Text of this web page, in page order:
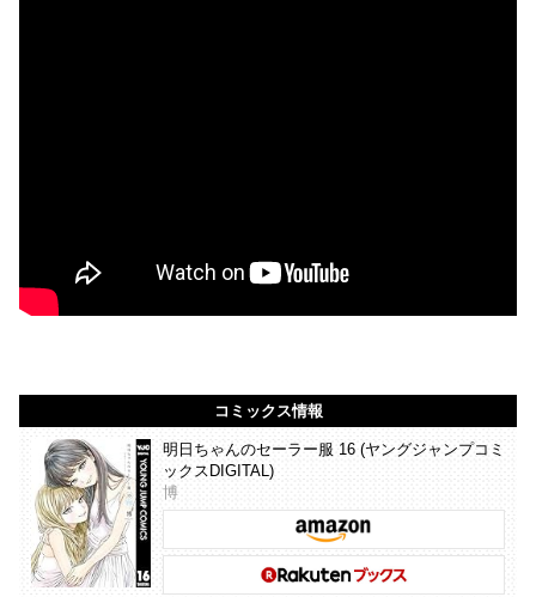
コミックス情報
明日ちゃんのセーラー服 16 (ヤングジャンプコミ
ックスDIGITAL)
博